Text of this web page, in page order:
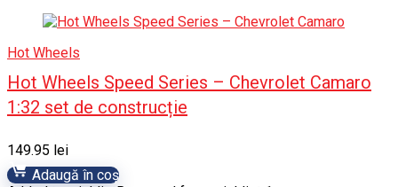
Hot Wheels
Hot Wheels Speed Series – Chevrolet Camaro
1:32 set de construcție
149.95 lei
Adaugă în coș